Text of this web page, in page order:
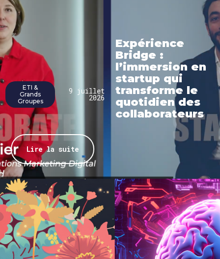
ETI &
Grands
Groupes
9 juillet
2026
Expérience
Bridge :
l’immersion en
startup qui
transforme le
quotidien des
collaborateurs
Lire la suite